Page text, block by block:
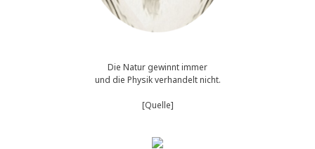
Die Natur gewinnt immer
und die Physik verhandelt nicht.
[Quelle]